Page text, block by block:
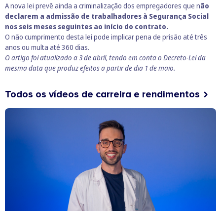
A nova lei prevê ainda a criminalização dos empregadores que não
declarem a admissão de trabalhadores à Segurança Social
nos seis meses seguintes ao início do contrato.
O não cumprimento desta lei pode implicar pena de prisão até três
anos ou multa até 360 dias.
O artigo foi atualizado a 3 de abril, tendo em conta o Decreto-Leida
mesma data que produz efeitos a partir de dia 1 de maio.
Todos os vídeos de carreira e rendimentos